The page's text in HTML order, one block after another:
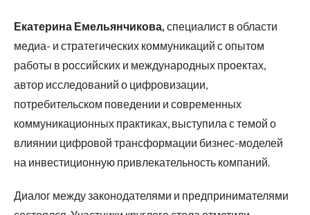
Екатерина Емельянчикова, специалист в области
медиа- и стратегических коммуникаций с опытом
работы в российских и международных проектах,
автор исследований о цифровизации,
потребительском поведении и современных
коммуникационных практиках, выступила с темой о
влиянии цифровой трансформации бизнес-моделей
на инвестиционную привлекательность компаний.
Диалог между законодателями и предпринимателями